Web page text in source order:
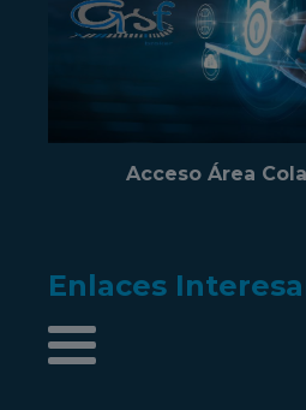
Acceso Área
Enlaces